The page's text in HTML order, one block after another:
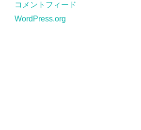
コメントフィード
WordPress.org